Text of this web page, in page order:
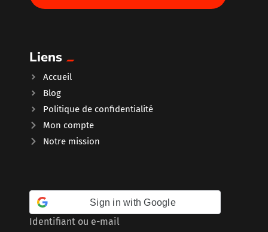
Liens
Accueil
Blog
Politique de confidentialité
Mon compte
Notre mission
Sign in with Google
Identifiant ou e-mail